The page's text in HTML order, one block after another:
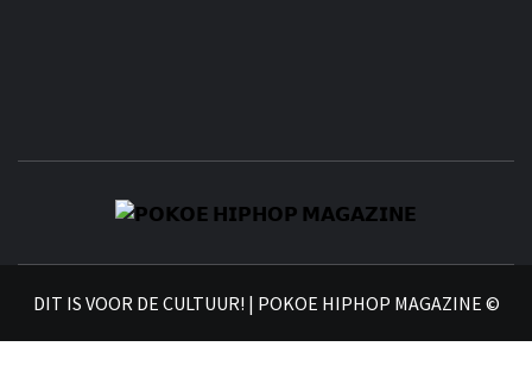
DIT IS VOOR DE CULTUUR! | POKOE HIPHOP MAGAZINE ©